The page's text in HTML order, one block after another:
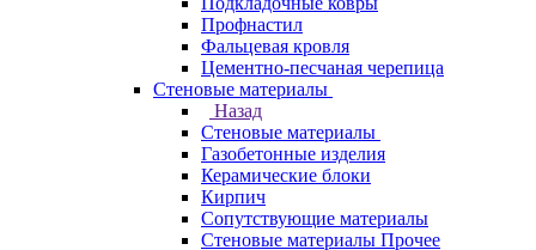
Профнастил
Фальцевая кровля
Цементно-песчаная черепица
Стеновые материалы
Назад
Стеновые материалы
Газобетонные изделия
Керамические блоки
Кирпич
Сопутствующие материалы
Стеновые материалы Прочее